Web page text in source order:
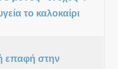
το καλοκαίρι
επαφή στην